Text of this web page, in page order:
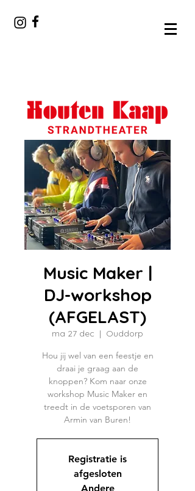
Music Maker |
DJ-workshop
(AFGELAST)
ma 27 dec
  |
Ouddorp
Hou jij wel van een feestje en
draai je graag aan de
knoppen? Kom naar onze
workshop Music Maker en
treedt in de voetsporen van
Armin van Buren!
Registratie is
afgesloten
Andere